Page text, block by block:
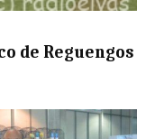
de Reguengos